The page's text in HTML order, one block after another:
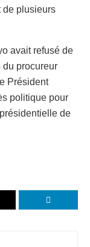
de plusieurs
avait refusé de
du procureur
Président
politique pour
de